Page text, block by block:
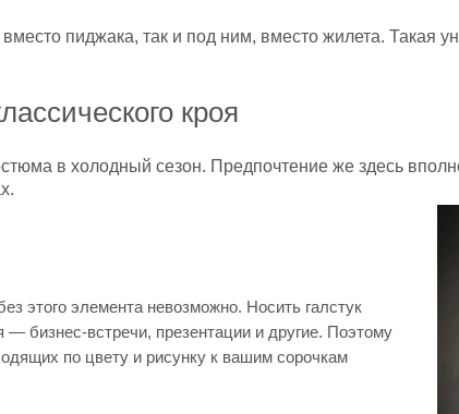
вместо пиджака, так и под ним, вместо жилета. Такая
кроя
в холодный сезон. Предпочтение же здесь
этого элемента невозможно. Носить галстук
бизнес-встречи, презентации и другие. Поэтому
по цвету и рисунку к вашим сорочкам